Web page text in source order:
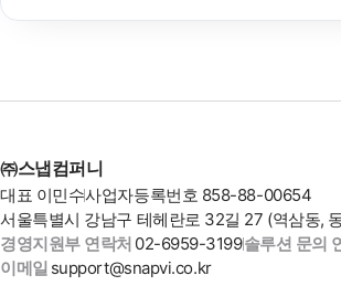
㈜스냅컴퍼니(이하 “회사”라 함)은(는) “도
회사명, 담당자명, 연락처, 이메일, 문의
도입 문의 답변, 솔루션 안내 및 상담, 견
도입 절차 진행을 위한 연락
3. 보유기간
문의 접수 후 1년간, 단 정보주체의 삭제
지체없이 파기
※ ‘문의 보내기’를 누르시면 위 개인정보 수집·이
로 간주됩니다.
㈜스냅컴퍼니
대표 이민수사업자등록번호 858-88-00654
서울특별시 강남구 테헤란로 32길 27 (역삼동,
경영지원부 연락처 02-6959-3199솔루션 문의
이메일 support@snapvi.co.kr